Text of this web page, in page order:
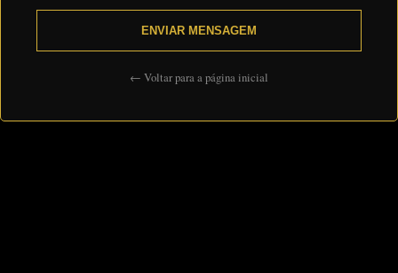
ENVIAR MENSAGEM
← Voltar para a página inicial